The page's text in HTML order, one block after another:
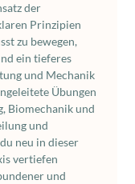
der
Prinzipien
zu bewegen,
ein tieferes
und Mechanik
Übungen
Biomechanik und
und
neu in dieser
vertiefen
und